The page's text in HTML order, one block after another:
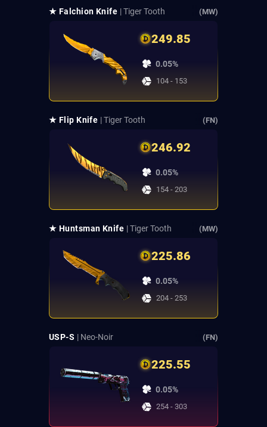
★ Falchion Knife | Tiger Tooth (MW)
249.85
0.05%
104 - 153
★ Flip Knife | Tiger Tooth (FN)
246.92
0.05%
154 - 203
★ Huntsman Knife | Tiger Tooth (MW)
225.86
0.05%
204 - 253
USP-S | Neo-Noir (FN)
225.55
0.05%
254 - 303